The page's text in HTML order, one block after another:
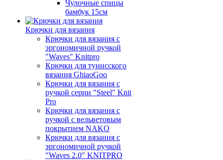
Чулочные спицы
бамбук 15см
Крючки для вязания
Крючки для вязания с
эргономичной ручкой
"Waves" Knitpro
Крючки для тунисского
вязания GhiaoGoo
Крючки для вязания с
ручкой серии "Steel" Knit
Pro
Крючки для вязания с
ручкой с вельветовым
покрытием NAKO
Крючки для вязания с
эргономичной ручкой
"Waves 2.0" KNITPRO